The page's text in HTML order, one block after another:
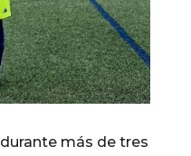
más de tres